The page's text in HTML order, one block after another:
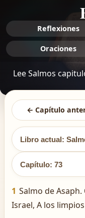
Reflexiones
Oraciones
Lee Salmos
← Capítulo
Libro actual:
Capítulo: 73
1 Salmo de Asaph.
Israel, A los